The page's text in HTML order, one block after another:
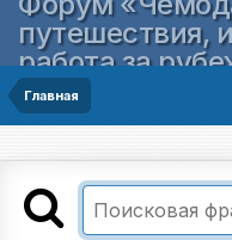
путешествия,
работа за
Главная